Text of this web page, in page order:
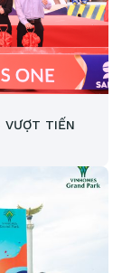
VƯỢT TIẾN